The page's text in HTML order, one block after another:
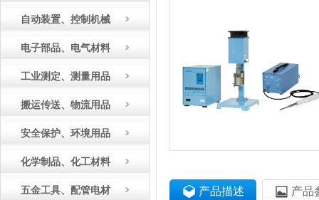
自动装置、控制机械
电子部品、电气材料
工业测定、测量用品
搬运传送、物流用品
安全保护、环境用品
化学制品、化工材料
五金工具、配管电材 产品描述 产品